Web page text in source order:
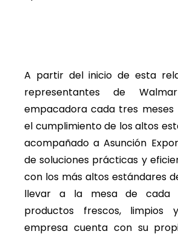
A partir del inicio de esta
representantes de
empacadora cada tres meses
el cumplimiento de los altos
acompañado a Asunción
de soluciones prácticas y
con los más altos estándares
llevar a la mesa de cada
productos frescos, limpios
empresa cuenta con su